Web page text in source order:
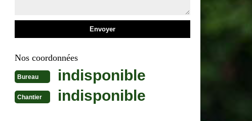
Nos coordonnées
Bureau indisponible
Chantier indisponible